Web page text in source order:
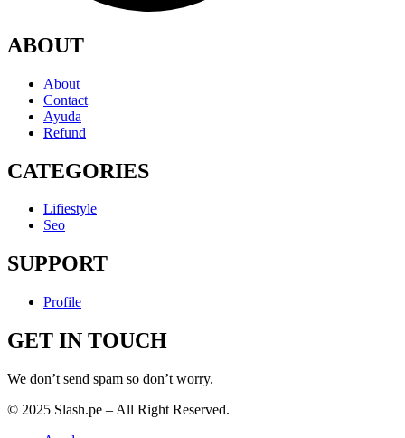
ABOUT
About
Contact
Ayuda
Refund
CATEGORIES
Lifiestyle
Seo
SUPPORT
Profile
GET IN TOUCH
We don’t send spam so don’t worry.
© 2025 Slash.pe – All Right Reserved.